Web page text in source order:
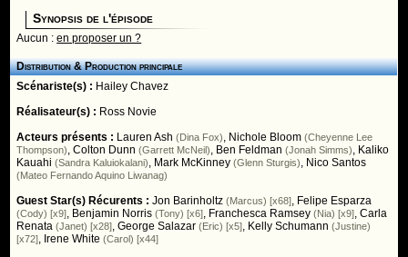
Synopsis de l'épisode
Aucun :en proposer un ?
Distribution & Production principale
Scénariste(s) : Hailey Chavez
Réalisateur(s) : Ross Novie
Acteurs présents : Lauren Ash (Dina Fox), Nichole Bloom (Cheyenne Lee
Thompson),Colton Dunn (Garrett McNeil), Ben Feldman (Jonah Simms), Kaliko
Kauahi (Sandra Kaluiokalani), Mark McKinney (Glenn Sturgis), Nico Santos
(Mateo Fernando Aquino Liwanag)
Guest Star(s) Récurents :Jon Barinholtz (Marcus) [x68], Felipe Esparza
(Cody) [x9], Benjamin Norris (Tony) [x6], Franchesca Ramsey (Nia) [x9],Carla
Renata (Janet) [x28],George Salazar (Eric) [x5], Kelly Schumann (Justine)
[x72], Irene White (Carol) [x44]